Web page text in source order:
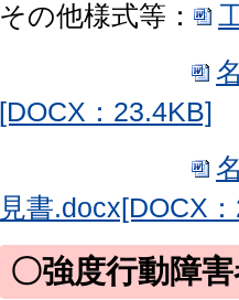
その他様式等：
[DOCX：23.4KB]
見書.docx[DOCX
〇強度行動障